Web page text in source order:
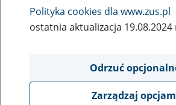
Rodzaj wydarzenia
Szkolenia
Obszar merytoryczny
Płatnicy, ubezpieczeni, świadczeniobiorcy
Polityka cookies dla www.zus.pl
ostatnia aktualizacja 19.08.2024
Odrzuć
Zarządzaj